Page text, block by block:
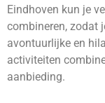
Eindhoven kun je
combineren, zodat
avontuurlijke en
activiteiten
aanbieding.